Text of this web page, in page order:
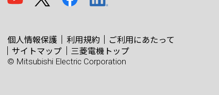
個人情報保護 利用規約
ご利用にあたって
サイトマップ
三菱電機トップ
© Mitsubishi Electric Corporation